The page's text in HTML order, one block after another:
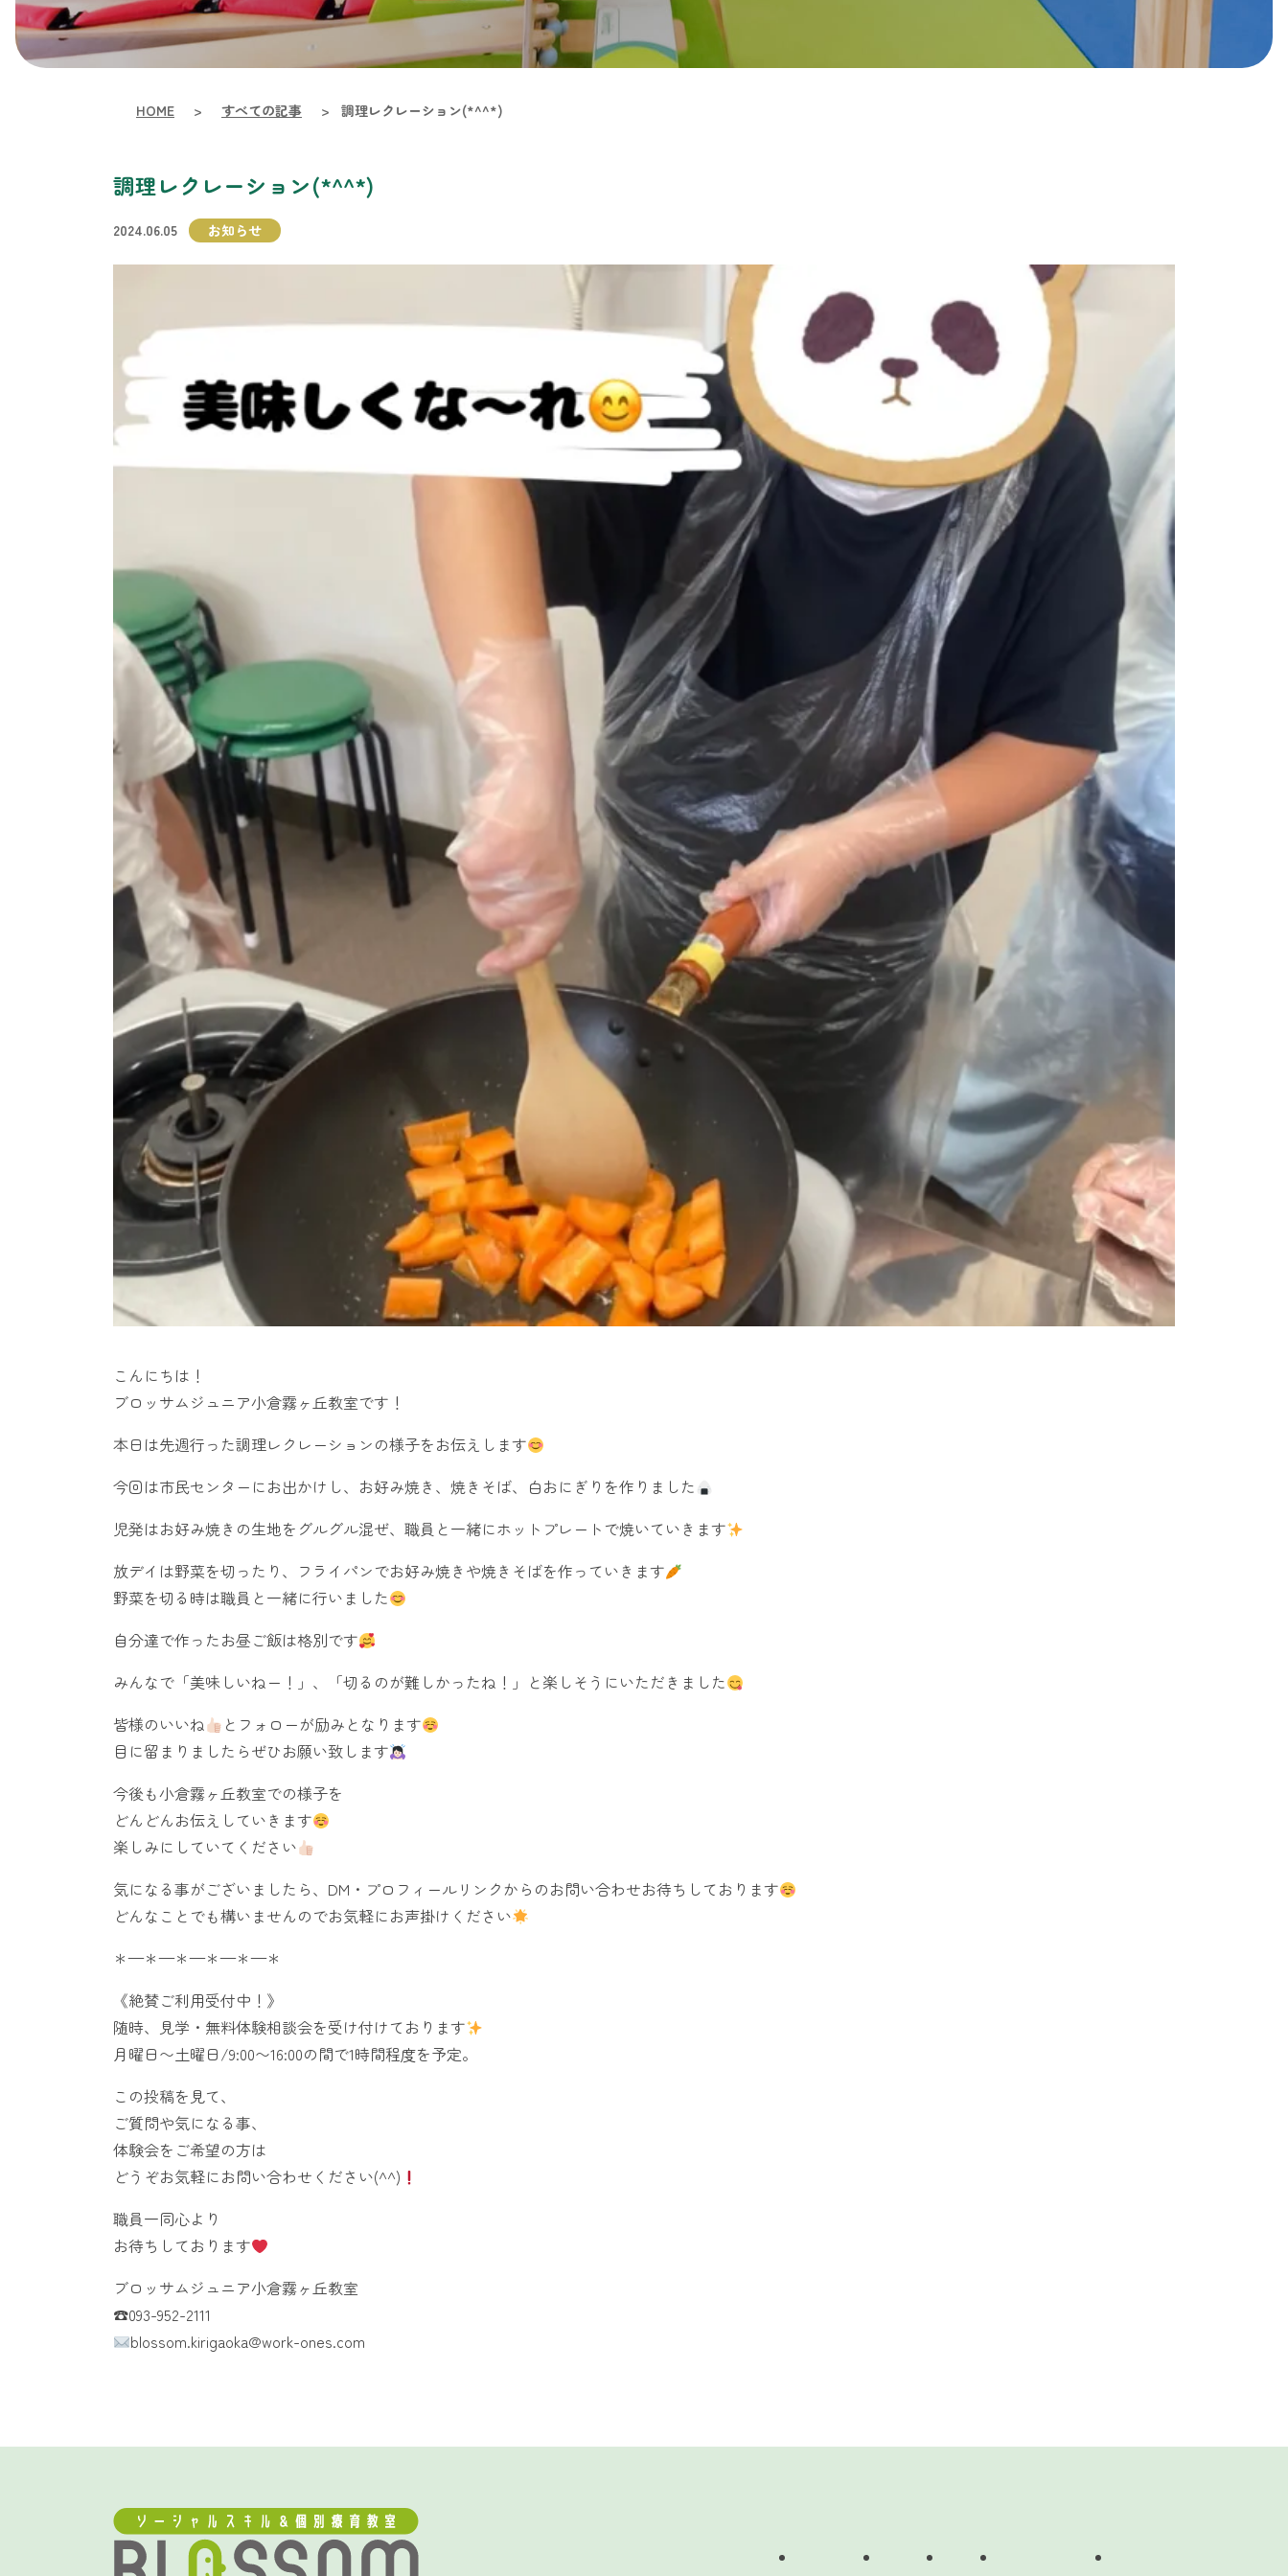
HOME > すべての記事 > 調理レクレーション(*^^*)
調理レクレーション(*^^*)
2024.06.05 お知らせ
こんにちは！
ブロッサムジュニア小倉霧ヶ丘教室です！
本日は先週行った調理レクレーションの様子をお伝えします
今回は市民センターにお出かけし、お好み焼き、焼きそば、白おにぎりを作りました
児発はお好み焼きの生地をグルグル混ぜ、職員と一緒にホットプレートで焼いていきます
放デイは野菜を切ったり、フライパンでお好み焼きや焼きそばを作っていきます
野菜を切る時は職員と一緒に行いました
自分達で作ったお昼ご飯は格別です
みんなで「美味しいねー！」、「切るのが難しかったね！」と楽しそうにいただきました
皆様のいいね
とフォローが励みとなります
目に留まりましたらぜひお願い致します
今後も小倉霧ヶ丘教室での様子を
どんどんお伝えしていきます
楽しみにしていてください
気になる事がございましたら、DM・プロフィールリンクからのお問い合わせお待ちしております
どんなことでも構いませんのでお気軽にお声掛けください
＊—＊—＊—＊—＊—＊
《絶賛ご利用受付中！》
随時、見学・無料体験相談会を受け付けております
月曜日〜土曜日/9:00〜16:00の間で1時間程度を予定。
この投稿を見て、
ご質問や気になる事、
体験会をご希望の方は
どうぞお気軽にお問い合わせください(^^)
職員一同心より
お待ちしております
ブロッサムジュニア小倉霧ヶ丘教室
☎︎093-952-2111
blossom.kirigaoka@work-ones.com